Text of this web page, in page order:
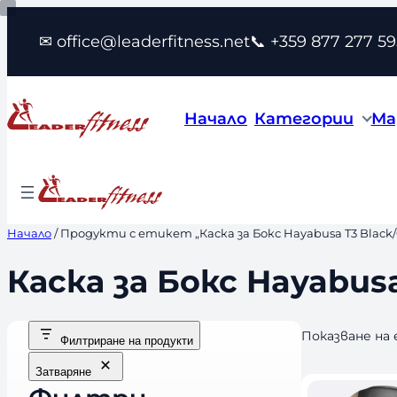
Към
съдържанието
✉ office@leaderfitness.net📞 +359 877 277
Начало Категории
Начало/ Продукти с етикет „Каска за Бокс Hayabusa T3 Black/
Каска за Бокс
Филтриране на продукти
Затваряне
Показване